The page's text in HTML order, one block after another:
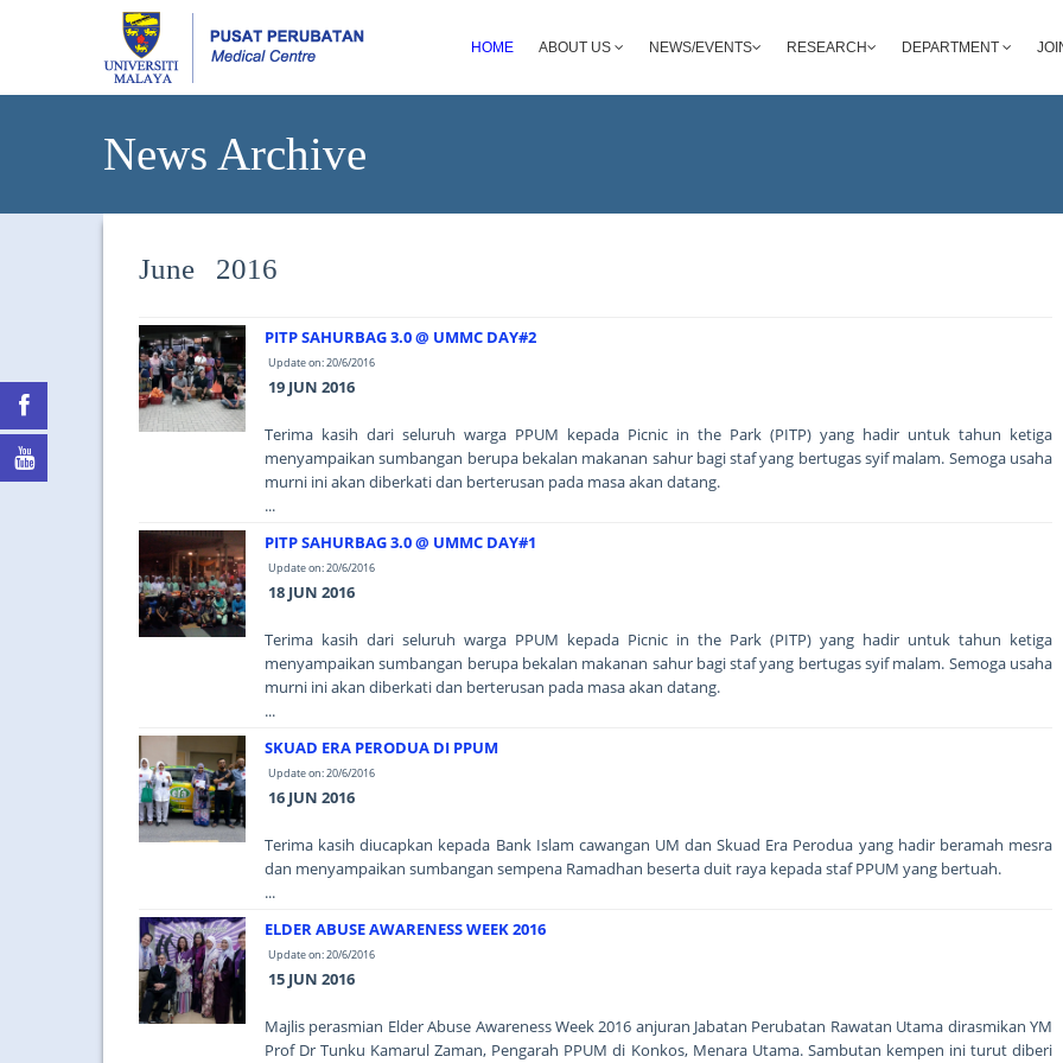
HOME ABOUT US NEWS/EVENTS RESEARCH DEPARTMENT
News Archive
June 2016
PITP SAHURBAG 3.0 @ UMMC DAY#2
Update on: 20/6/2016
19 JUN 2016
Terima kasih dari seluruh warga PPUM kepada Picnic in the Park (PITP) yang hadir untuk tahun ketiga
menyampaikan sumbangan berupa bekalan makanan sahur bagi staf yang bertugas syif malam. Semoga usaha
murni ini akan diberkati dan berterusan pada masa akan datang.
...
PITP SAHURBAG 3.0 @ UMMC DAY#1
Update on: 20/6/2016
18 JUN 2016
Terima kasih dari seluruh warga PPUM kepada Picnic in the Park (PITP) yang hadir untuk tahun ketiga
menyampaikan sumbangan berupa bekalan makanan sahur bagi staf yang bertugas syif malam. Semoga usaha
murni ini akan diberkati dan berterusan pada masa akan datang.
...
SKUAD ERA PERODUA DI PPUM
Update on: 20/6/2016
16 JUN 2016
Terima kasih diucapkan kepada Bank Islam cawangan UM dan Skuad Era Perodua yang hadir beramah mesra
dan menyampaikan sumbangan sempena Ramadhan beserta duit raya kepada staf PPUM yang bertuah.
...
ELDER ABUSE AWARENESS WEEK 2016
Update on: 20/6/2016
15 JUN 2016
Majlis perasmian Elder Abuse Awareness Week 2016 anjuran Jabatan Perubatan Rawatan Utama dirasmikan YM
Prof Dr Tunku Kamarul Zaman, Pengarah PPUM di Konkos, Menara Utama. Sambutan kempen ini turut diberi